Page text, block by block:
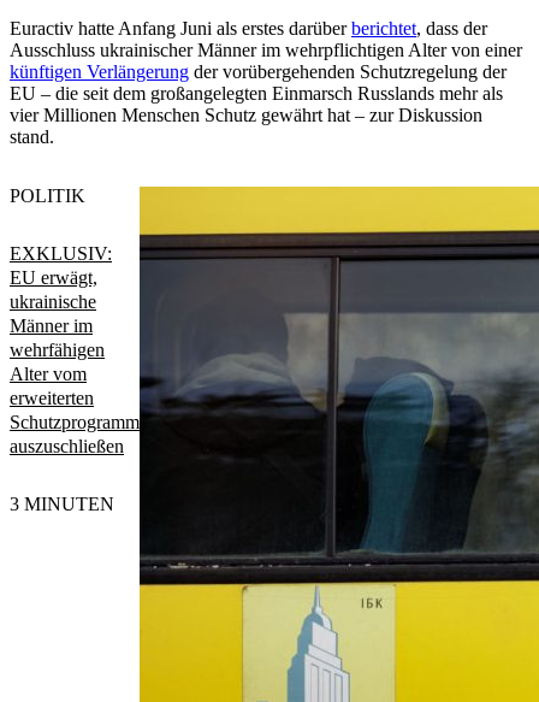
Euractiv hatte Anfang Juni als erstes darüberberichtet, dass der
Ausschluss ukrainischer Männer im wehrpflichtigen Alter von einer
künftigen Verlängerung der vorübergehenden Schutzregelung der
EU – die seit dem großangelegten Einmarsch Russlands mehr als
vier Millionen Menschen Schutz gewährt hat – zur Diskussion
stand.
EXKLUSIV:
EU erwägt,
ukrainische
Männer im
wehrfähigen
Alter vom
erweiterten
Schutzprogramm
auszuschließen
POLITIK
3 MINUTEN